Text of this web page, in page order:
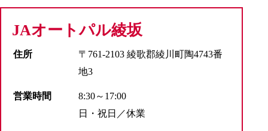
JAオートパル綾坂
住所
〒761-2103 綾歌郡綾川町陶4743番
地3
営業時間
8:30～17:00
日・祝日／休業